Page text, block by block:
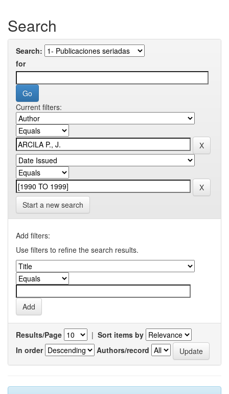
Search
Search:
for
Current filters:
Start a new search
Add filters:
Use filters to refine the search results.
Results/Page | Sort items by
In order
Authors/record